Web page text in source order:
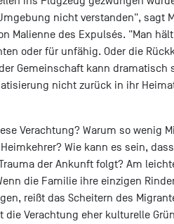
nicht verstanden", sagt
Malienne des Expulsés. "Man
oder für unfähig. Oder die
Gemeinschaft kann dramatisch
nicht zurück in ihr
Verachtung? Warum so wenig
Wie kann es sein,
der Ankunft folgt? Am
die Familie ihre einzigen
reißt das Scheitern des
die Verachtung eher kulturelle